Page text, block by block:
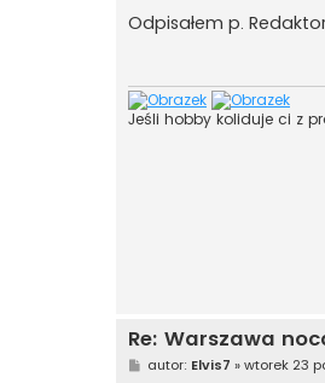
s
t
Odpisałem p.
Jeśli hobby koliduje ci z
Re: Warszawa
Pautor: Elvis7 »wtorek 23